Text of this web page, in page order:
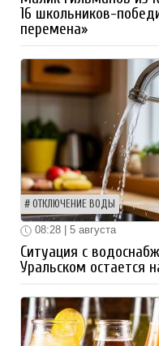
16 школьников-
перемена»
ОТКЛЮЧЕНИЕ ВОДЫ
08:28 | 5 августа
Ситуация с
Уральском остается